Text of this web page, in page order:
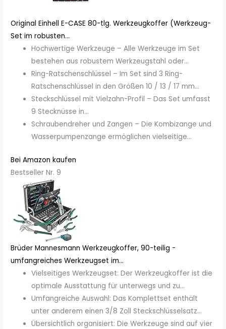
Original Einhell E-CASE 80-tlg. Werkzeugkoffer (Werkzeug-
Set im robusten...
Hochwertige Werkzeuge – Alle Werkzeuge im Set
bestehen aus robustem Werkzeugstahl oder...
Ring-Ratschenschlüssel – Im Set sind 3 Ring-
Ratschenschlüssel in den Größen 10 / 13 / 17 mm...
Steckschlüssel mit Vielzahn-Profil – Das Set umfasst
9 Stecknüsse in...
Schraubendreher und Zangen – Die Kombizange und
Wasserpumpenzange ermöglichen vielseitige...
Bei Amazon kaufen
Bestseller Nr. 9
Brüder Mannesmann Werkzeugkoffer, 90-teilig -
umfangreiches Werkzeugset im...
Vielseitiges Werkzeugset: Der Werkzeugkoffer ist die
optimale Ausstattung für unterwegs und zu...
Umfangreiche Auswahl: Das Komplettset enthält
unter anderem einen 3/8 Zoll Steckschlüsselsatz...
Übersichtlich organisiert: Die Werkzeuge sind auf vier